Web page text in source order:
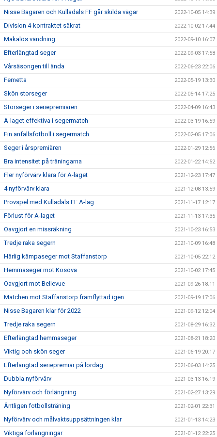
Nisse Bagaren och Kulladals FF går skilda vägar 2022-10-05 14:39
Division 4-kontraktet säkrat 2022-10-02 17:44
Makalös vändning 2022-09-10 16:07
Efterlängtad seger 2022-09-03 17:58
Vårsäsongen till ända 2022-06-23 22:06
Femetta 2022-05-19 13:30
Skön storseger 2022-05-14 17:25
Storseger i seriepremiären 2022-04-09 16:43
A-laget effektiva i segermatch 2022-03-19 16:59
Fin anfallsfotboll i segermatch 2022-02-05 17:06
Seger i årspremiären 2022-01-29 12:56
Bra intensitet på träningarna 2022-01-22 14:52
Fler nyförvärv klara för A-laget 2021-12-23 17:47
4 nyförvärv klara 2021-12-08 13:59
Provspel med Kulladals FF A-lag 2021-11-17 12:17
Förlust för A-laget 2021-11-13 17:35
Oavgjort en missräkning 2021-10-23 16:53
Tredje raka segern 2021-10-09 16:48
Härlig kämpaseger mot Staffanstorp 2021-10-05 22:12
Hemmaseger mot Kosova 2021-10-02 17:45
Oavgjort mot Bellevue 2021-09-26 18:11
Matchen mot Staffanstorp framflyttad igen 2021-09-19 17:06
Nisse Bagaren klar för 2022 2021-09-12 12:04
Tredje raka segern 2021-08-29 16:32
Efterlängtad hemmaseger 2021-08-21 18:20
Viktig och skön seger 2021-06-19 20:17
Efterlängtad seriepremiär på lördag 2021-06-03 14:25
Dubbla nyförvärv 2021-03-13 16:19
Nyförvärv och förlängning 2021-02-27 13:29
Äntligen fotbollsträning 2021-02-01 22:31
Nyförvärv och målvaktsuppsättningen klar 2021-01-13 14:23
Viktiga förlängningar 2021-01-12 22:25